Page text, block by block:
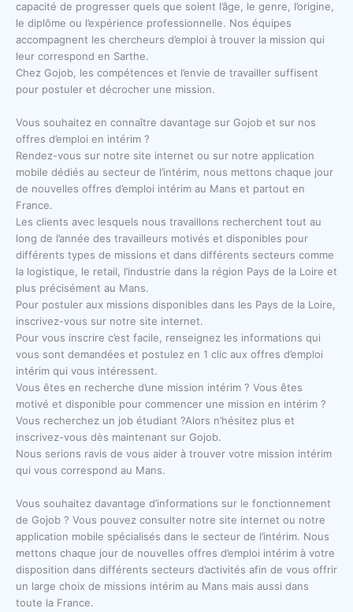
capacité de progresser quels que soient l’âge, le genre, l’origine,
le diplôme ou l’expérience professionnelle. Nos équipes
accompagnent les chercheurs d’emploi à trouver la mission qui
leur correspond en Sarthe.
Chez Gojob, les compétences et l’envie de travailler suffisent
pour postuler et décrocher une mission.
Vous souhaitez en connaître davantage sur Gojob et sur nos
offres d’emploi en intérim ?
Rendez-vous sur notre site internet ou sur notre application
mobile dédiés au secteur de l’intérim, nous mettons chaque jour
de nouvelles offres d’emploi intérim au Mans et partout en
France.
Les clients avec lesquels nous travaillons recherchent tout au
long de l’année des travailleurs motivés et disponibles pour
différents types de missions et dans différents secteurs comme
la logistique, le retail, l’industrie dans la région Pays de la Loire et
plus précisément au Mans.
Pour postuler aux missions disponibles dans les Pays de la Loire,
inscrivez-vous sur notre site internet.
Pour vous inscrire c’est facile, renseignez les informations qui
vous sont demandées et postulez en 1 clic aux offres d’emploi
intérim qui vous intéressent.
Vous êtes en recherche d’une mission intérim ? Vous êtes
motivé et disponible pour commencer une mission en intérim ?
Vous recherchez un job étudiant ?Alors n’hésitez plus et
inscrivez-vous dès maintenant sur Gojob.
Nous serions ravis de vous aider à trouver votre mission intérim
qui vous correspond au Mans.
Vous souhaitez davantage d’informations sur le fonctionnement
de Gojob ? Vous pouvez consulter notre site internet ou notre
application mobile spécialisés dans le secteur de l’intérim. Nous
mettons chaque jour de nouvelles offres d’emploi intérim à votre
disposition dans différents secteurs d’activités afin de vous offrir
un large choix de missions intérim au Mans mais aussi dans
toute la France.